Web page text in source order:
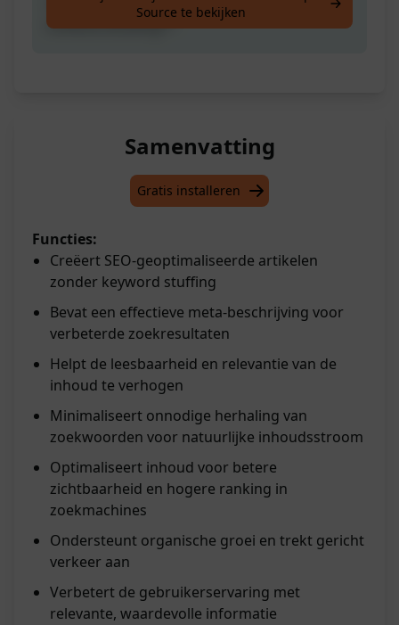
met Meta Omschrijving. **Geen
trefwoordvulling**
Source te bekijken
Samenvatting
Gratis installeren
Functies:
Creëert SEO-geoptimaliseerde artikelen
zonder keyword stuffing
Bevat een effectieve meta-beschrijving voor
verbeterde zoekresultaten
Helpt de leesbaarheid en relevantie van de
inhoud te verhogen
Minimaliseert onnodige herhaling van
zoekwoorden voor natuurlijke inhoudsstroom
Optimaliseert inhoud voor betere
zichtbaarheid en hogere ranking in
zoekmachines
Ondersteunt organische groei en trekt gericht
verkeer aan
Verbetert de gebruikerservaring met
relevante, waardevolle informatie